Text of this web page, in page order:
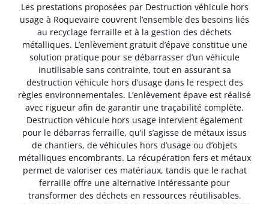
Les prestations proposées par Destruction véhicule hors
usage à Roquevaire couvrent l’ensemble des besoins liés
au recyclage ferraille et à la gestion des déchets
métalliques. L’enlèvement gratuit d’épave constitue une
solution pratique pour se débarrasser d’un véhicule
inutilisable sans contrainte, tout en assurant sa
destruction véhicule hors d’usage dans le respect des
règles environnementales. L’enlèvement épave est réalisé
avec rigueur afin de garantir une traçabilité complète.
Destruction véhicule hors usage intervient également
pour le débarras ferraille, qu’il s’agisse de métaux issus
de chantiers, de véhicules hors d’usage ou d’objets
métalliques encombrants. La récupération fers et métaux
permet de valoriser ces matériaux, tandis que le rachat
ferraille offre une alternative intéressante pour
transformer des déchets en ressources réutilisables.